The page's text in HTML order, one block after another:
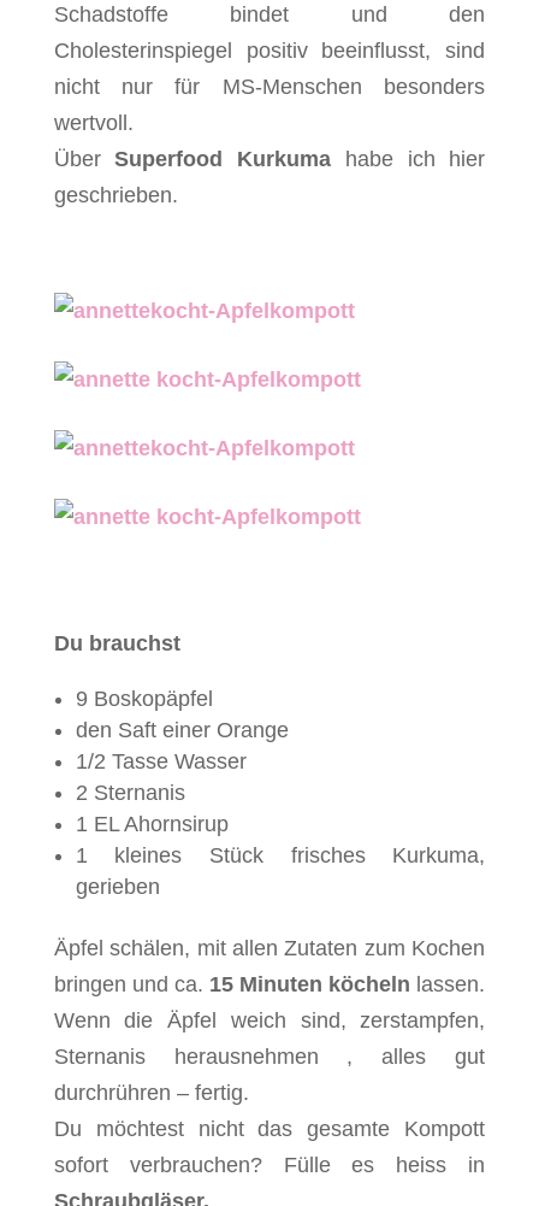
Schadstoffe bindet und den
Cholesterinspiegel positiv beeinflusst, sind
nicht nur für MS-Menschen besonders
wertvoll.
ÜberSuperfood Kurkuma habe ich hier
geschrieben.
Du brauchst
9 Boskopäpfel
den Saft einer Orange
1/2 Tasse Wasser
2 Sternanis
1 EL Ahornsirup
1 kleines Stück frisches Kurkuma,
gerieben
Äpfel schälen, mit allen Zutaten zum Kochen
bringen und ca. 15 Minuten köcheln lassen.
Wenn die Äpfel weich sind, zerstampfen,
Sternanis herausnehmen , alles gut
durchrühren – fertig.
Du möchtest nicht das gesamte Kompott
sofort verbrauchen? Fülle es heiss in
Schraubgläser.